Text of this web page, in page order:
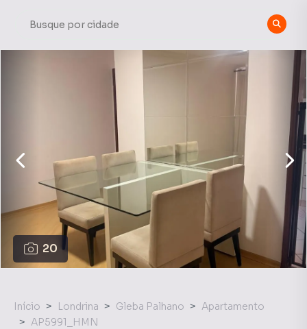
20
Início Londrina Gleba Palhano
Apartamento
AP5991_HMN